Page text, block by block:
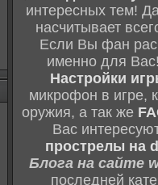
интересных тем!
насчитывает
Если Вы фан
именно для
Настройки
микрофон в игре,
оружия, а так же
Вас
прострелы на
Блога на сайте
последней